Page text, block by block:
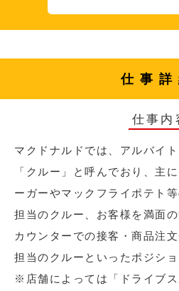
仕事詳
仕事内
マクドナルドでは、アルバイ
「クルー」と呼んでおり、主
ーガーやマックフライポテト
担当のクルー、お客様を満面
カウンターでの接客・商品注
担当のクルーといったポジショ
※店舗によっては「ドライブ